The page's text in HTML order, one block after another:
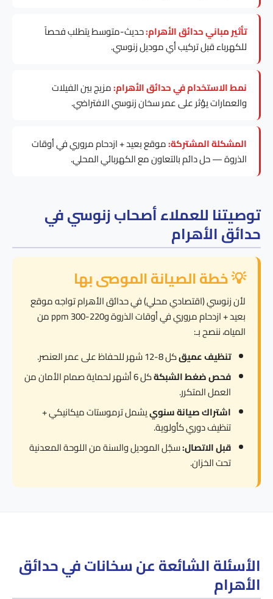
تأثير مباني حدائق الأهرام:حديث-متوسط يتطلب فحصاً
للكهرباء قبل تركيب أي موديل زنوسي.
نمط الاستخدام في حدائق الأهرام:مزيج بين الفيلات
والعمارات يؤثر على عمر سخان زنوسي الافتراضي.
المشكلة المشتركة:موقع بعيد + ازدحام مروري في أوقات
الذروة — حل دائم بالتعاون مع الكهربائي المحلي.
توصيتنا للعملاء أصحاب زنوسي في
حدائق الأهرام
💡 خطة الصيانة الموصى بها
لأن زنوسي (اقتصادي محلي) في حدائق الأهرام تواجه موقع
بعيد + ازدحام مروري في أوقات الذروة و220-300 ppm من
المياه، ننصح بـ:
تنظيف عميقكل 8-12 شهر للحفاظ على عمر العنصر.
فحص ضغط الشبكة
كل 6 أشهر لحماية صمام الأمان من
العمل المتكرر.
اشتراك صيانة سنوييشمل ترموستات ميكانيكي +
تنظيف دوري كأولوية.
قبل الاتصال:سجّل الموديل والسنة من اللوحة المعدنية
تحت الخزان.
الأسئلة الشائعة عن سخانات في حدائق
الأهرام